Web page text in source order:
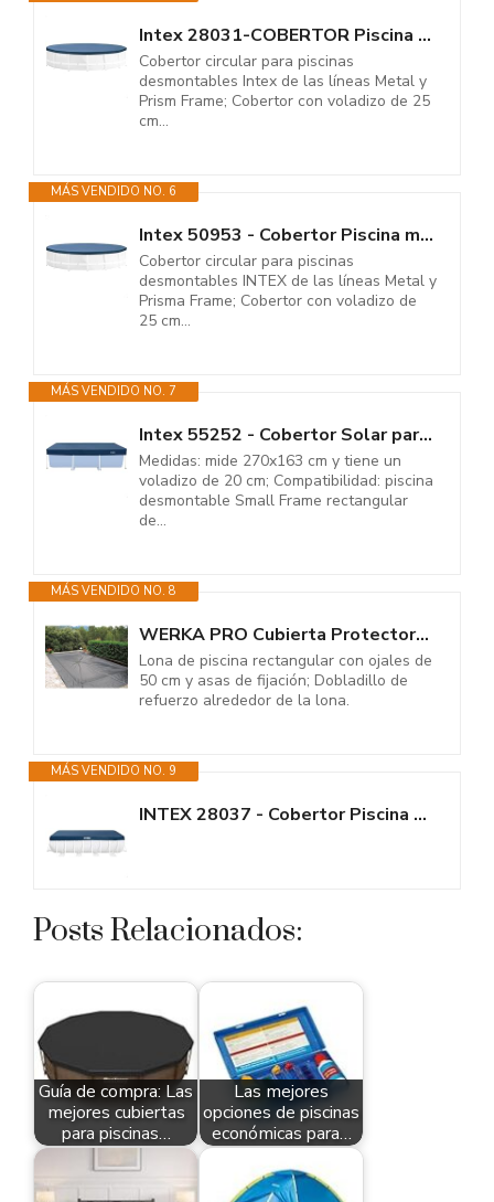
Intex 28031-COBERTOR Piscina Metal Frame 366CM
Cobertor circular para piscinas
desmontables Intex de las líneas Metal y
Prism Frame; Cobertor con voladizo de 25
cm...
MÁS VENDIDO NO. 6
Intex 50953 - Cobertor Piscina metálica Metal & Prisma Frame 457 cm
Cobertor circular para piscinas
desmontables INTEX de las líneas Metal y
Prisma Frame; Cobertor con voladizo de
25 cm...
MÁS VENDIDO NO. 7
Intex 55252 - Cobertor Solar para Piscina Desmontable Rectangular...
Medidas: mide 270x163 cm y tiene un
voladizo de 20 cm; Compatibilidad: piscina
desmontable Small Frame rectangular
de...
MÁS VENDIDO NO. 8
WERKA PRO Cubierta Protectora 140g/m2 para Piscina Rectangular 5 x 9 m
Lona de piscina rectangular con ojales de
50 cm y asas de fijación; Dobladillo de
refuerzo alrededor de la lona.
MÁS VENDIDO NO. 9
INTEX 28037 - Cobertor Piscina Rectangular Prism Frame 400x200 cm, Color...
Posts Relacionados:
Guía de compra: Las
mejores cubiertas
para piscinas…
Las mejores
opciones de piscinas
económicas para…